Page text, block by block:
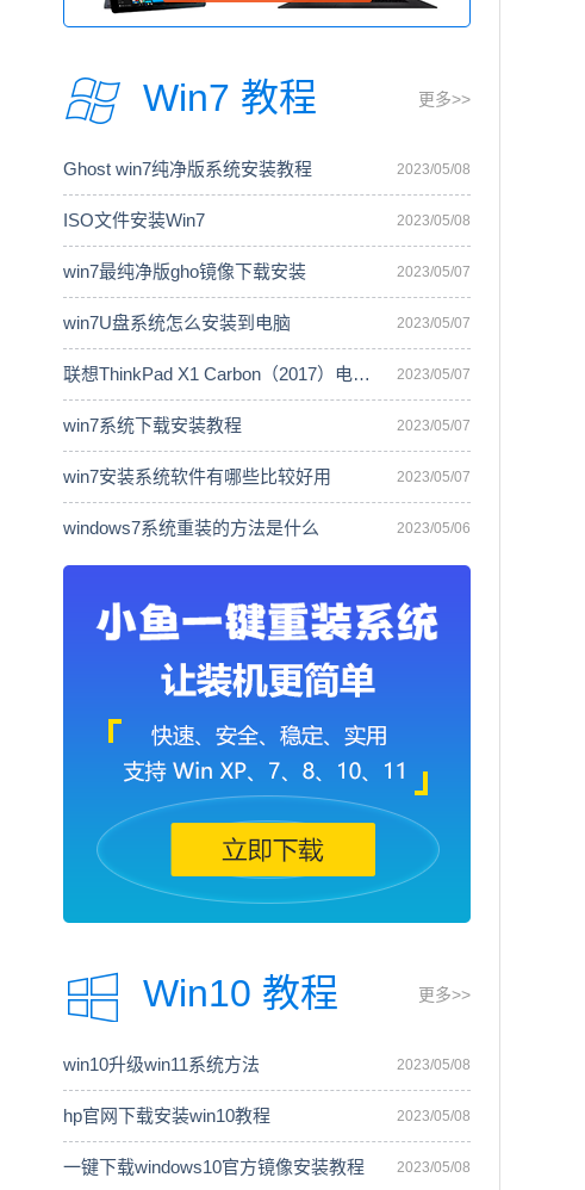
Win7 教程 更多>>
Ghost win7纯净版系统安装教程 2023/05/08
ISO文件安装Win7 2023/05/08
win7最纯净版gho镜像下载安装 2023/05/07
win7U盘系统怎么安装到电脑 2023/05/07
联想ThinkPad X1 Carbon（2017）电脑安 2023/05/07
win7系统下载安装教程 2023/05/07
win7安装系统软件有哪些比较好用 2023/05/07
windows7系统重装的方法是什么 2023/05/06
Win10 教程 更多>>
win10升级win11系统方法 2023/05/08
hp官网下载安装win10教程 2023/05/08
一键下载windows10官方镜像安装教程 2023/05/08